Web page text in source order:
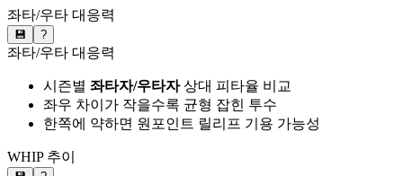
좌타/우타 대응력
💾 ?
좌타/우타 대응력
시즌별 좌타자/우타자상대 피타율 비교
좌우 차이가 작을수록 균형 잡힌 투수
한쪽에 약하면 원포인트 릴리프 기용 가능성
WHIP 추이